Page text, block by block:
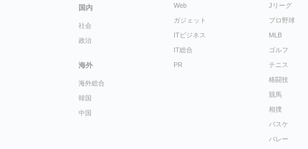
国内
社会
政治
海外
海外総合
韓国
中国
Web
ガジェット
ITビジネス
IT総合
PR
Jリーグ
プロ野球
MLB
ゴルフ
テニス
格闘技
競馬
相撲
バスケ
バレー